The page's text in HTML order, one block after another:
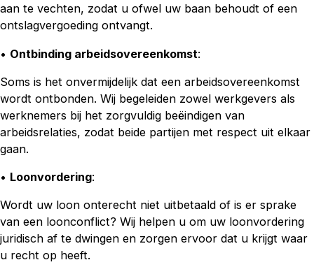
aan te vechten, zodat u ofwel uw baan behoudt of een
ontslagvergoeding ontvangt.
• Ontbinding arbeidsovereenkomst:
Soms is het onvermijdelijk dat een arbeidsovereenkomst
wordt ontbonden. Wij begeleiden zowel werkgevers als
werknemers bij het zorgvuldig beëindigen van
arbeidsrelaties, zodat beide partijen met respect uit elkaar
gaan.
• Loonvordering:
Wordt uw loon onterecht niet uitbetaald of is er sprake
van een loonconflict? Wij helpen u om uw loonvordering
juridisch af te dwingen en zorgen ervoor dat u krijgt waar
u recht op heeft.